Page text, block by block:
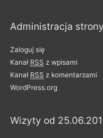
e
k
Administracja strony
Zaloguj się
Kanał RSS z wpisami
Kanał RSS z komentarzami
WordPress.org
Wizyty od